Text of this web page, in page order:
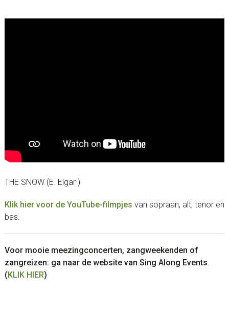
THE SNOW (E. Elgar )
Klik hier voor de YouTube-filmpjes van sopraan, alt, tenor en
bas.
Voor mooie meezingconcerten, zangweekenden of
zangreizen: ga naar de website van Sing Along Events.
(KLIK HIER)